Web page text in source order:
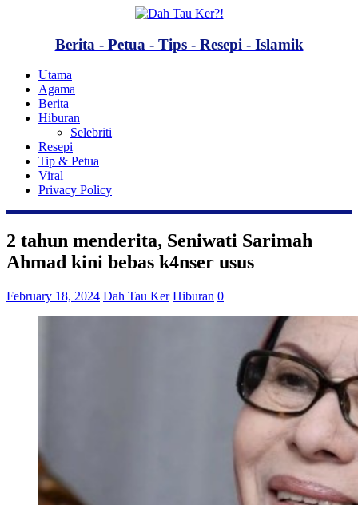
Berita - Petua - Tips - Resepi - Islamik
Utama
Agama
Berita
Hiburan
Selebriti
Resepi
Tip & Petua
Viral
Privacy Policy
2 tahun menderita, Seniwati Sarimah
Ahmad kini bebas k4nser usus
February 18, 2024 Dah Tau Ker Hiburan 0